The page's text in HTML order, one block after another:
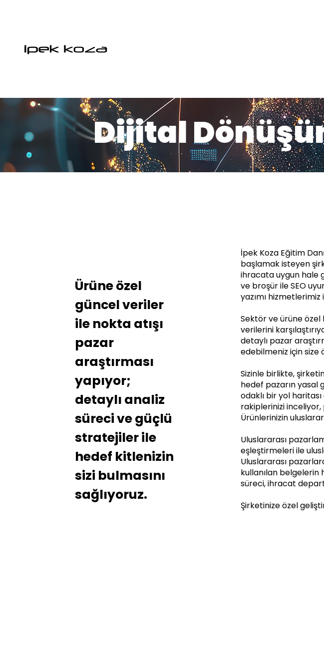
Dijital
Ürüne özel
güncel veriler
ile nokta atışı
pazar
araştırması
yapıyor;
detaylı analiz
süreci ve güçlü
stratejiler ile
hedef kitlenizin
sizi bulmasını
sağlıyoruz.
İpek Koza Eğitim
başlamak isteyen
ihracata uygun hale
ve broşür ile SEO
yazımı hizmetlerimiz
Sektör ve ürüne
verilerini
detaylı pazar
edebilmeniz için size
Sizinle birlikte,
hedef pazarın yasal
odaklı bir yol
rakiplerinizi
Ürünlerinizin
Uluslararası
eşleştirmeleri ile
Uluslararası
kullanılan belgelerin
süreci, ihracat
Şirketinize özel